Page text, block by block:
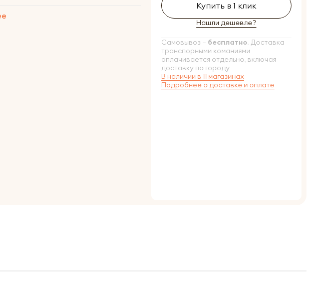
Купить в 1 клик
Нашли дешевле?
Самовывоз – бесплатно. Доставка
транспорными команиями
оплачивается отдельно, включая
доставку по городу
В наличии в 11 магазинах
Подробнее о доставке и оплате